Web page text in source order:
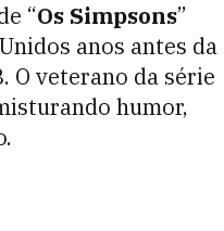
“Os Simpsons”
anos antes da
O veterano da série
humor,